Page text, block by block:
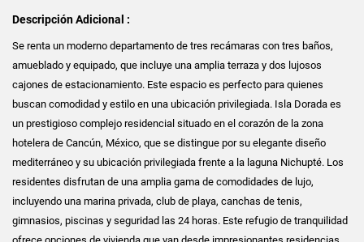
Descripción Adicional :
Se renta un moderno departamento de tres recámaras con tres baños,
amueblado y equipado, que incluye una amplia terraza y dos lujosos
cajones de estacionamiento. Este espacio es perfecto para quienes
buscan comodidad y estilo en una ubicación privilegiada. Isla Dorada es
un prestigioso complejo residencial situado en el corazón de la zona
hotelera de Cancún, México, que se distingue por su elegante diseño
mediterráneo y su ubicación privilegiada frente a la laguna Nichupté. Los
residentes disfrutan de una amplia gama de comodidades de lujo,
incluyendo una marina privada, club de playa, canchas de tenis,
gimnasios, piscinas y seguridad las 24 horas. Este refugio de tranquilidad